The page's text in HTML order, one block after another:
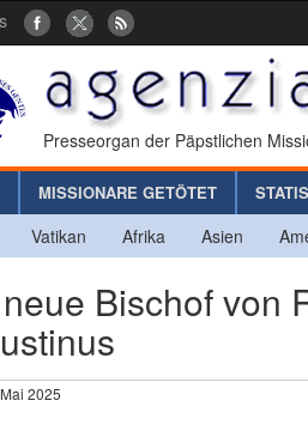
Presseorgan der Päpstlichen
MISSIONARE GETÖTET
Vatikan Afrika Asien
Bischof von
2025